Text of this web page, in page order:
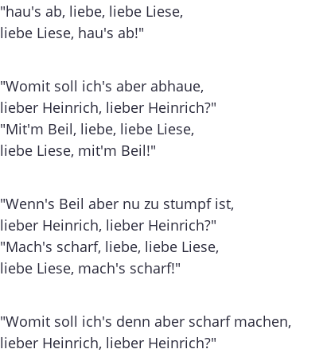
"hau's ab, liebe, liebe Liese,
liebe Liese, hau's ab!"
"Womit soll ich's aber abhaue,
lieber Heinrich, lieber Heinrich?"
"Mit'm Beil, liebe, liebe Liese,
liebe Liese, mit'm Beil!"
"Wenn's Beil aber nu zu stumpf ist,
lieber Heinrich, lieber Heinrich?"
"Mach's scharf, liebe, liebe Liese,
liebe Liese, mach's scharf!"
"Womit soll ich's denn aber scharf machen,
lieber Heinrich, lieber Heinrich?"